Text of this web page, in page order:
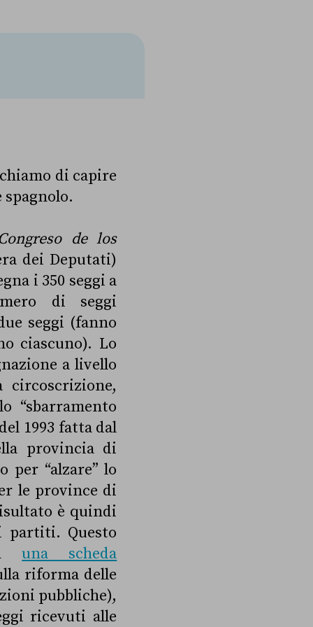
di capire
de los
dei Deputati)
i 350 seggi a
di seggi
seggi (fanno
ciascuno). Lo
a livello
“sbarramento
1993 fatta dal
provincia di
per “alzare” lo
le province di
è quindi
partiti. Questo
inuna scheda
riforma delle
pubbliche),
ricevuti alle